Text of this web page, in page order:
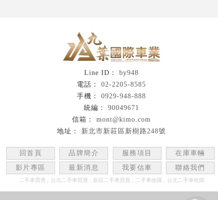
by948
02-2205-8585
0929-948-888
90049671
mont@kimo.com
新北市新莊區新樹路248號
回首頁 品牌簡介 服務項目
在庫車輛
影片專區
最新消息 我要估車 聯絡我們
二手車買賣 台北二手車買賣 新莊二手車買賣 二手車收購 台北二手車收購